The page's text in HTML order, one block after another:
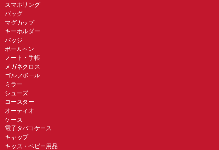
スマホリング
バッグ
マグカップ
キーホルダー
バッジ
ボールペン
ノート・手帳
メガネクロス
ゴルフボール
ミラー
シューズ
コースター
オーディオ
ケース
電子タバコケース
キャップ
キッズ・ベビー用品